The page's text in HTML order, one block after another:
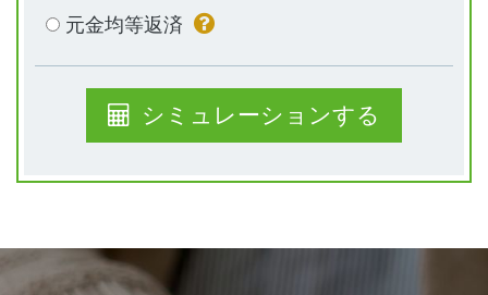
元金均等返済
シミュレーションする